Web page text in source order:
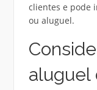
clientes e pode
ou aluguel.
aluguel